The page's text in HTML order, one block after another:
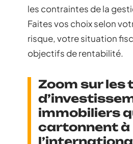
les contraintes de la
Faites vos choix selon
risque, votre situation
objectifs de rentabilité.
Zoom sur les
immobiliers
cartonnent à